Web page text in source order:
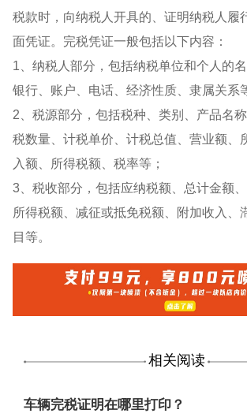
税款时，向纳税人开具的、证明纳税人履
面凭证。完税凭证一般包括以下内容：
1、纳税人部分，包括纳税单位和个人的
银行、账户、电话、经济性质、隶属关系
2、税源部分，包括税种、类别、产品名
税数量、计税单价、计税总值、营业额、
入额、所得税额、税率等；
3、税收部分，包括应纳税额、总计金额
所得税额、减征或抵免税额、附加收入、
目等。
相关阅读
车辆完税证明在哪里打印？